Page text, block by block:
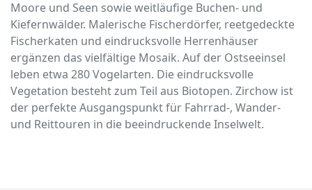
Moore und Seen sowie weitläufige Buchen- und
Kiefernwälder. Malerische Fischerdörfer, reetgedeckte
Fischerkaten und eindrucksvolle Herrenhäuser
ergänzen das vielfältige Mosaik. Auf der Ostseeinsel
leben etwa 280 Vogelarten. Die eindrucksvolle
Vegetation besteht zum Teil aus Biotopen. Zirchow ist
der perfekte Ausgangspunkt für Fahrrad-, Wander-
und Reittouren in die beeindruckende Inselwelt.